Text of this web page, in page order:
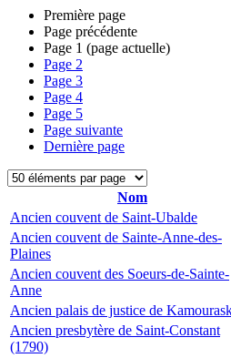
Première page
Page précédente
Page 1 (page actuelle)
Page 2
Page 3
Page 4
Page 5
Page suivante
Dernière page
Nom
Ancien couvent de Saint-Ubalde
Ancien couvent de Sainte-Anne-des-
Plaines
Ancien couvent des Soeurs-de-Sainte-
Anne
Ancien palais de justice de
Ancien presbytère de Saint-Constant
(1790)